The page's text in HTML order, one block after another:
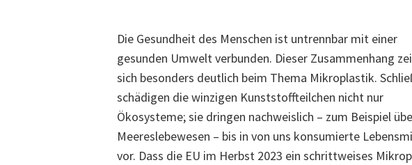
Die Gesundheit des Menschen ist untrennbar mit einer
gesunden Umwelt verbunden. Dieser Zusammenhang
sich besonders deutlich beim Thema Mikroplastik.
schädigen die winzigen Kunststoffteilchen nicht nur
Ökosysteme; sie dringen nachweislich – zum Beispiel
Meereslebewesen – bis in von uns konsumierte
vor. Dass die EU im Herbst 2023 ein schrittweises